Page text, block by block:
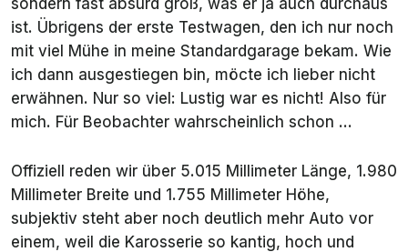
ist. Übrigens der erste Testwagen, den ich nur noch
mit viel Mühe in meine Standardgarage bekam. Wie
ich dann ausgestiegen bin, möcte ich lieber nicht
erwähnen. Nur so viel: Lustig war es nicht! Also für
mich. Für Beobachter wahrscheinlich schon ...
Offiziell reden wir über 5.015 Millimeter Länge, 1.980
Millimeter Breite und 1.755 Millimeter Höhe,
subjektiv steht aber noch deutlich mehr Auto vor
einem, weil die Karosserie so kantig, hoch und